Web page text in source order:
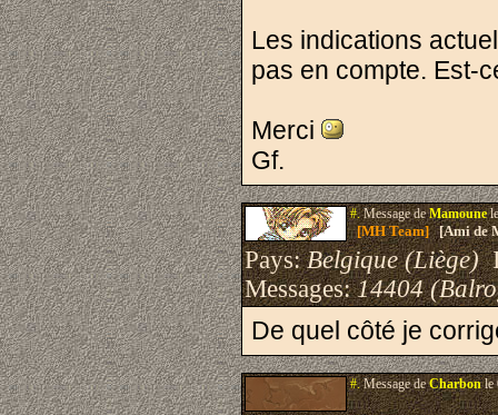
Les indications
pas en compte. Est-
Merci
Gf.
#.Message deMamoune
[MH Team][Ami de
Pays:Belgique (Liège)
Messages:14404
De quel côté je
#.Message deCharbonle